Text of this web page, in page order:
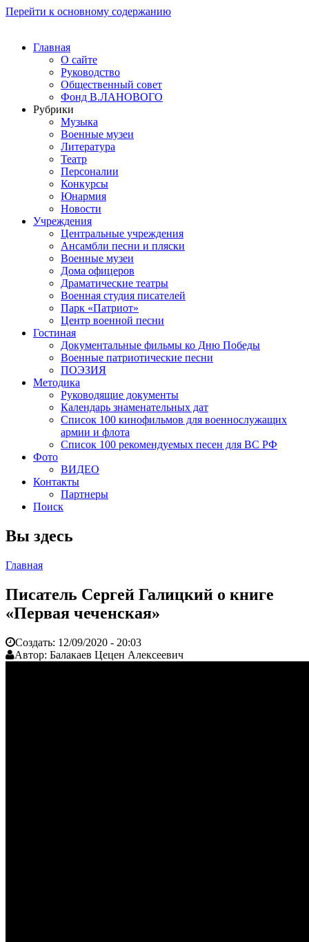
Перейти к основному содержанию
Главная
О сайте
Руководство
Общественный совет
Фонд В.ЛАНОВОГО
Рубрики
Музыка
Военные музеи
Литература
Театр
Персоналии
Конкурсы
Юнармия
Новости
Учреждения
Центральные учреждения
Ансамбли песни и пляски
Военные музеи
Дома офицеров
Драматические театры
Военная студия писателей
Парк «Патриот»
Центр военной песни
Гостиная
Документальные фильмы ко Дню Победы
Военные патриотические песни
ПОЭЗИЯ
Методика
Руководящие документы
Календарь знаменательных дат
Список 100 кинофильмов для военнослужащих
армии и флота
Список 100 рекомендуемых песен для ВС РФ
Фото
ВИДЕО
Контакты
Партнеры
Поиск
Вы здесь
Главная
Писатель Сергей Галицкий о книге
«Первая чеченская»
Создать: 12/09/2020 - 20:03
Автор: Балакаев Цецен Алексеевич